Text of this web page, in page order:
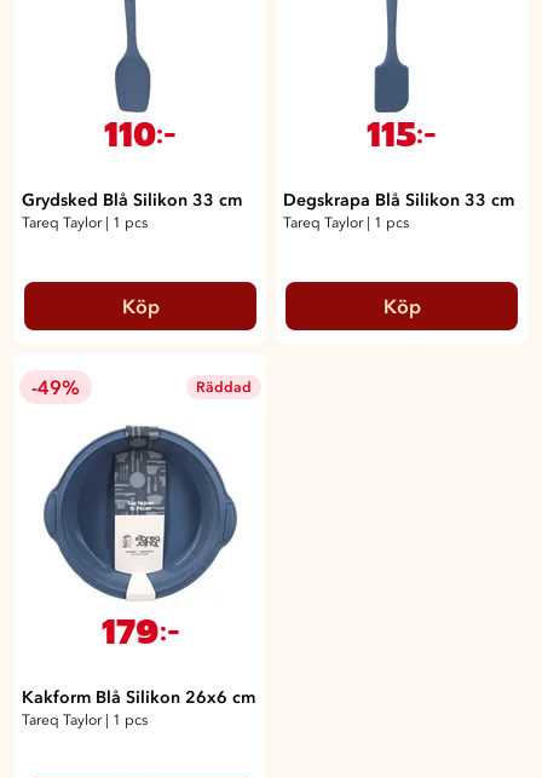
110:-
Grydsked Blå Silikon 33 cm
Tareq Taylor | 1 pcs
Köp
115:-
Degskrapa Blå Silikon 33 cm
Tareq Taylor | 1 pcs
Köp
-49% Räddad
179:-
Kakform Blå Silikon 26x6 cm
Tareq Taylor 1 pcs